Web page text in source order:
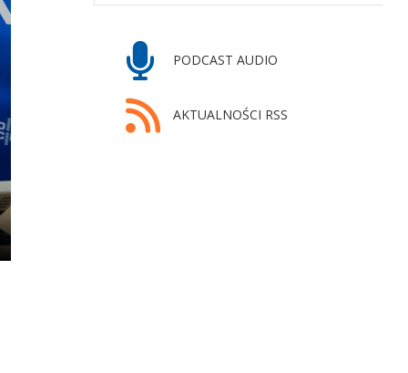
PODCAST AUDIO
AKTUALNOŚCI RSS